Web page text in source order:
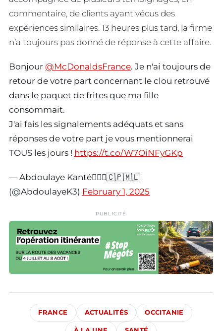
commentaire, de clients ayant vécus des
expériences similaires. 13 heures plus tard, la firme
n’a toujours pas donné de réponse à cette affaire.
Bonjour @McDonaldsFrance. Je n'ai toujours de
retour de votre part concernant le clou retrouvé
dans le paquet de frites que ma fille
consommait.
J'ai fais les signalements adéquats et sans
réponses de votre part je vous mentionnerai
TOUS les jours ! https://t.co/W7OiNFyGKp
— Abdoulaye Kanté👮🏿‍♂️🇨🇵🇲🇱
(@AbdoulayeK3) February 1, 2025
PUBLICITÉ
FRANCE ACTUALITÉS OCCITANIE